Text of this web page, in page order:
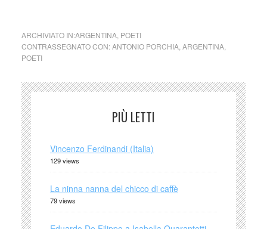
ARCHIVIATO IN:ARGENTINA, POETI
CONTRASSEGNATO CON:ANTONIO PORCHIA, ARGENTINA,
POETI
PIÙ LETTI
Vincenzo Ferdinandi (Italia)
129 views
La ninna nanna del chicco di caffè
79 views